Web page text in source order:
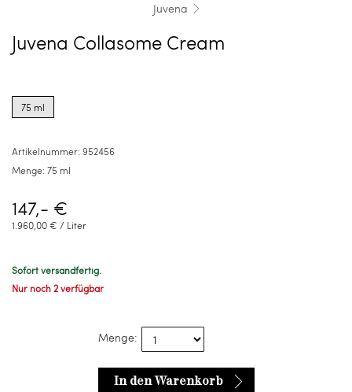
Juvena
Juvena Collasome Cream
options
for75 ml
Artikelnummer: 952456
Menge: 75 ml
147,- €
1.960,00 € / Liter
Sofort versandfertig.
Nur noch 2 verfügbar
Menge:
In den Warenkorb